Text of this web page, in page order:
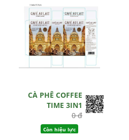
CÀ PHÊ COFFEE
TIME 3IN1
0 đ
Còn hiệu lực